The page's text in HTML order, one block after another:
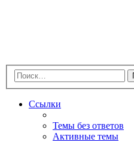
Ссылки
Темы без ответов
Активные темы